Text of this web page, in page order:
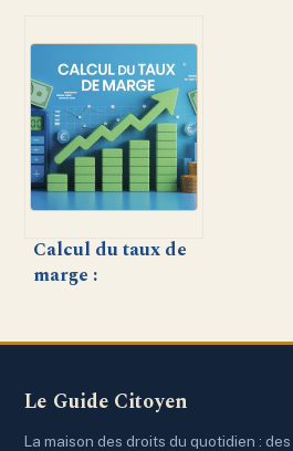
Calcul du taux de
marge :
optimiser cette
Le Guide Citoyen
La maison des droits du quotidien : des